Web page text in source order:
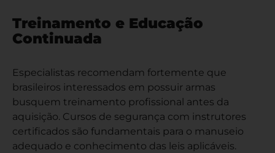
Treinamento e Educação
Continuada
Especialistas recomendam fortemente que
brasileiros interessados em possuir armas
busquem treinamento profissional antes da
aquisição. Cursos de segurança com instrutores
certificados são fundamentais para o manuseio
adequado e conhecimento das leis aplicáveis.